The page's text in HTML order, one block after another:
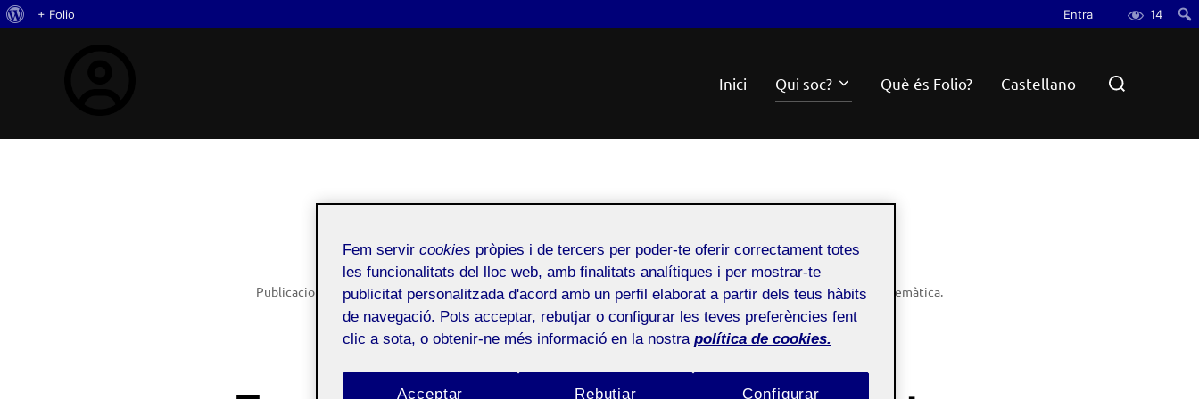
Quant
+ Folio Entra
14
Inici Qui soc? Què és Folio? Castellano
Search
Publicacions que he fet ja sigui en pàgines pròpies o externes, mitjans especialitzats o generalistes, de qualsevol temàtica.
Fem servir cookies pròpies i de tercers per poder-te oferir correctament totes
les funcionalitats del lloc web, amb finalitats analítiques i per mostrar-te
publicitat personalitzada d'acord amb un perfil elaborat a partir dels teus hàbits
de navegació. Pots acceptar, rebutjar o configurar les teves preferències fent
clic a sota, o obtenir-ne més informació en la nostra política de cookies.
Rebutjar
Acceptar Configurar